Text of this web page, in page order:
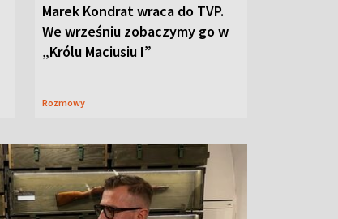
Marek Kondrat wraca do TVP.
We wrześniu zobaczymy go w
„Królu Maciusiu I”
Rozmowy